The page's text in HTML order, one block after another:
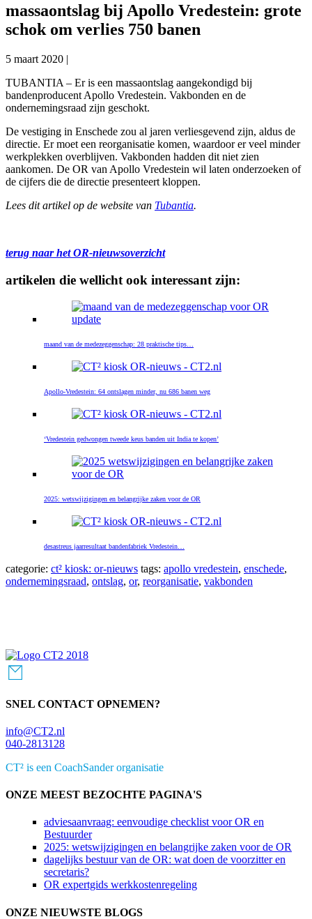
massaontslag bij Apollo Vredestein: grote
schok om verlies 750 banen
5 maart 2020 |
TUBANTIA – Er is een massaontslag aangekondigd bij
bandenproducent Apollo Vredestein. Vakbonden en de
ondernemingsraad zijn geschokt.
De vestiging in Enschede zou al jaren verliesgevend zijn, aldus de
directie. Er moet een reorganisatie komen, waardoor er veel minder
werkplekken overblijven. Vakbonden hadden dit niet zien
aankomen. De OR van Apollo Vredestein wil laten onderzoeken of
de cijfers die de directie presenteert kloppen.
Lees dit artikel op de website van Tubantia.
terug naar het OR-nieuwsoverzicht
artikelen die wellicht ook interessant zijn:
maand van de medezeggenschap: 28 praktische tips…
Apollo-Vredestein: 64 ontslagen minder, nu 686 banen weg
‘Vredestein gedwongen tweede keus banden uit India te kopen’
2025: wetswijzigingen en belangrijke zaken voor de OR
desastreus jaarresultaat bandenfabriek Vredestein…
categorie: ct² kiosk: or-nieuws tags: apollo vredestein, enschede,
ondernemingsraad, ontslag, or, reorganisatie, vakbonden
SNEL CONTACT OPNEMEN?
info@CT2.nl
040-2813128
CT² is een CoachSander organisatie
ONZE MEEST BEZOCHTE PAGINA'S
adviesaanvraag: eenvoudige checklist voor OR en
Bestuurder
2025: wetswijzigingen en belangrijke zaken voor de OR
dagelijks bestuur van de OR: wat doen de voorzitter en
secretaris?
OR expertgids werkkostenregeling
ONZE NIEUWSTE BLOGS